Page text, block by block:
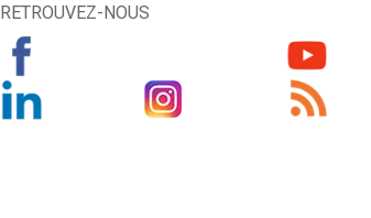
RETROUVEZ-NOUS